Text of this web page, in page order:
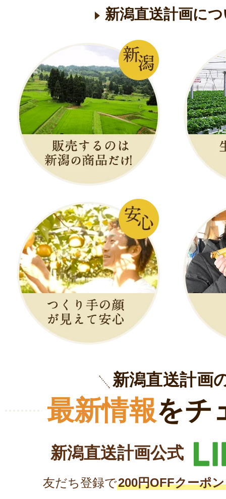
新潟直送計画に
新潟直送計画
最新情報をチ
新潟直送計画公式
友だち登録で200円OFFクーポン